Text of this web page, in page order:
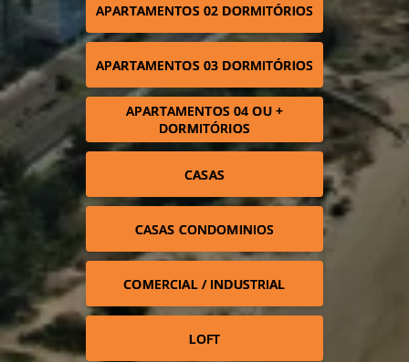
APARTAMENTOS 02 DORMITÓRIOS
APARTAMENTOS 03 DORMITÓRIOS
APARTAMENTOS 04 OU +
DORMITÓRIOS
CASAS
CASAS CONDOMINIOS
COMERCIAL / INDUSTRIAL
LOFT